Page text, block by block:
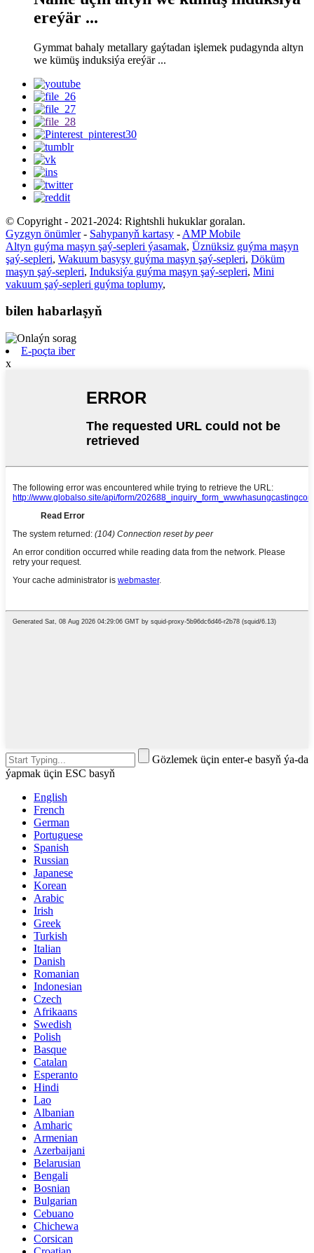
ereýär ...
Gymmat bahaly metallary gaýtadan işlemek pudagynda altyn
we kümüş induksiýa ereýär ...
© Copyright - 2021-2024: Rightshli hukuklar goralan.
Gyzgyn önümler- Sahypanyň kartasy - AMP Mobile
Altyn guýma maşyn şaý-sepleri ýasamak, Üznüksiz guýma maşyn
şaý-sepleri, Wakuum basyşy guýma maşyn şaý-sepleri, Döküm
maşyn şaý-sepleri, Induksiýa guýma maşyn şaý-sepleri, Mini
vakuum şaý-sepleri guýma toplumy,
bilen habarlaşyň
E-poçta iber
x
Gözlemek üçin enter-e basyň ýa-da
ýapmak üçin ESC basyň
English
French
German
Portuguese
Spanish
Russian
Japanese
Korean
Arabic
Irish
Greek
Turkish
Italian
Danish
Romanian
Indonesian
Czech
Afrikaans
Swedish
Polish
Basque
Catalan
Esperanto
Hindi
Lao
Albanian
Amharic
Armenian
Azerbaijani
Belarusian
Bengali
Bosnian
Bulgarian
Cebuano
Chichewa
Corsican